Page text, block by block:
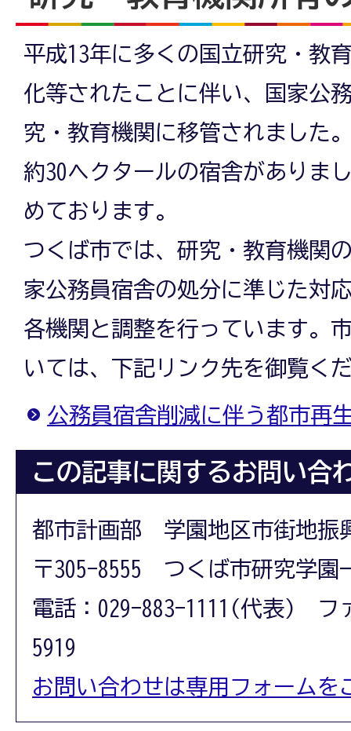
平成13年に多くの国立研究・教
化等されたことに伴い、国家公
究・教育機関に移管されました
約30ヘクタールの宿舎がありま
めております。
つくば市では、研究・教育機関
家公務員宿舎の処分に準じた対
各機関と調整を行っています。
いては、下記リンク先を御覧く
公務員宿舎削減に伴う都市再
この記事に関するお問い合
都市計画部 学園地区市街地振
〒305-8555 つくば市研究学園
電話：029-883-1111(代表) フ
5919
お問い合わせは専用フォームを